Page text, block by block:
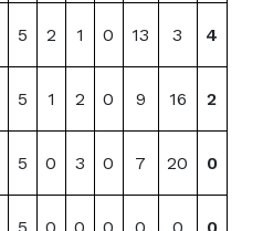
5 2 1 0 13 3 4
5 1 2 0 9 16 2
5 0 3 0 7 20 0